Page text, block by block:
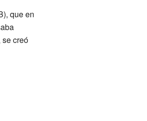
que en
creó